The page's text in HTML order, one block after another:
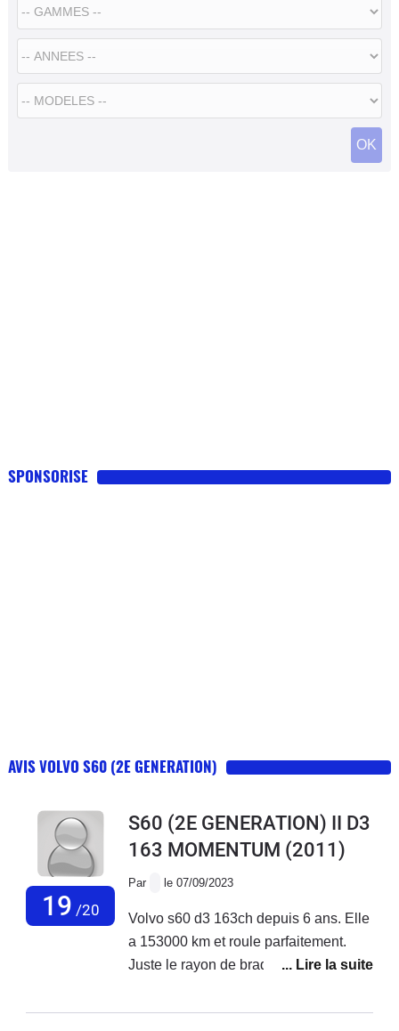
SPONSORISE
AVIS VOLVO S60 (2E GENERATION)
19 /20
S60 (2E GENERATION) II D3
163 MOMENTUM (2011)
Par le 07/09/2023
Volvo s60 d3 163ch depuis 6 ans. Elle
a 153000 km et roule parfaitement.
Juste le rayon de braquage est trop
consomme 5,1l/100km ce qui est très